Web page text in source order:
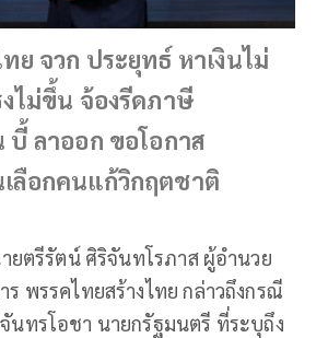
ย จวก ประยุทธ์ หาเงินไม่
ไม่ขึ้น จ้องรีดภาษี
ลาออก ขอโอกาส
ลือกคนแก้วิกฤตชาติ
ยตรีรัตน์ ศิริจันทโรภาส ผู้อำนวย
ร พรรคไทยสร้างไทย กล่าวถึงกรณี
นทรโอชา นายกรัฐมนตรี ที่ระบุถึง